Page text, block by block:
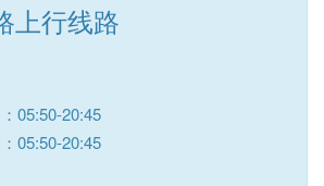
上行线路
05:50-20:45
05:50-20:45